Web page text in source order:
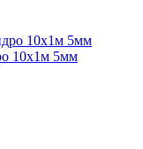
10х1м 5мм